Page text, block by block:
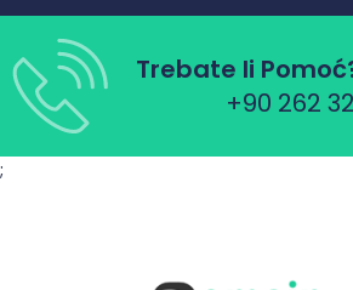
Trebate li
+90 262
;